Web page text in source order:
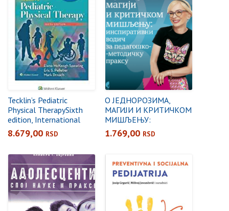
Tecklin’s Pediatric
Physical TherapySixth
edition, International
Edition
8.679,00 RSD
О ЈЕДНОРОЗИМА,
МАГИЈИ И КРИТИЧКОМ
МИШЉЕЊУ:
ИНСПИРАТИВНИ
ВОДИЧ ЗА
1.769,00 RSD